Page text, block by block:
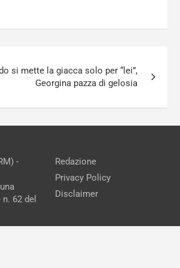
si mette la giacca solo per “lei”,
Georgina pazza di gelosia
-
62 del
Redazione
Privacy Policy
Disclaimer